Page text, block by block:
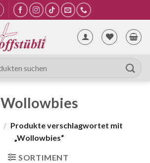
Wollowbies
/ Produkte verschlagwortet mit
„Wollowbies“
SORTIMENT